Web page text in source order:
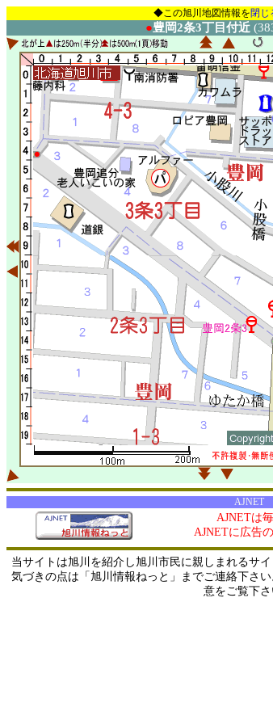
◆この旭川地図情報を閉じ
●豊岡2条3丁目付近
AJNET
AJNETは
AJNETに広告
当サイトは旭川を紹介し旭川市民に親しまれるサ
気づきの点は「旭川情報ねっと」までご連絡下さ
意をご覧下さ